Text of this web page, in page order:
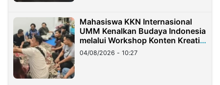
Mahasiswa KKN Internasional
UMM Kenalkan Budaya Indonesia
melalui Workshop Konten Kreatif
di Taiwan
04/08/2026 - 10:27